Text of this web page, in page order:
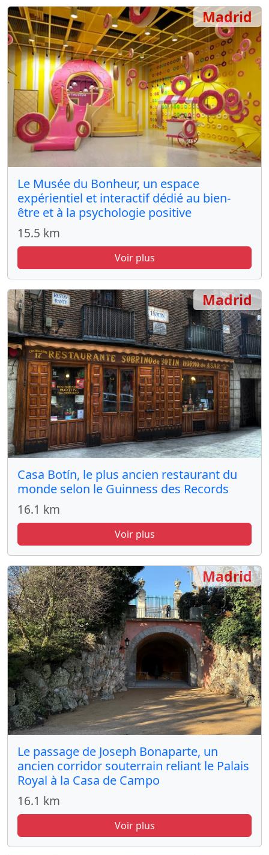
Le Musée du Bonheur, un espace
expérientiel et interactif dédié au bien-
être et à la psychologie positive
15.5 km
Voir plus
Madrid
Casa Botín, le plus ancien restaurant du
monde selon le Guinness des Records
16.1 km
Voir plus
Madrid
Le passage de Joseph Bonaparte, un
ancien corridor souterrain reliant le Palais
Royal à la Casa de Campo
16.1 km
Voir plus
Madrid